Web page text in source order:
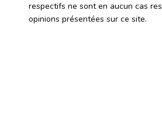
respectifs ne sont en aucun cas
opinions présentées sur ce site.